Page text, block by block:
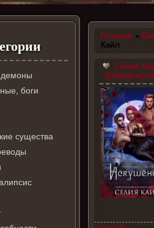
боги
существа
Главная »
Кайл
Селия